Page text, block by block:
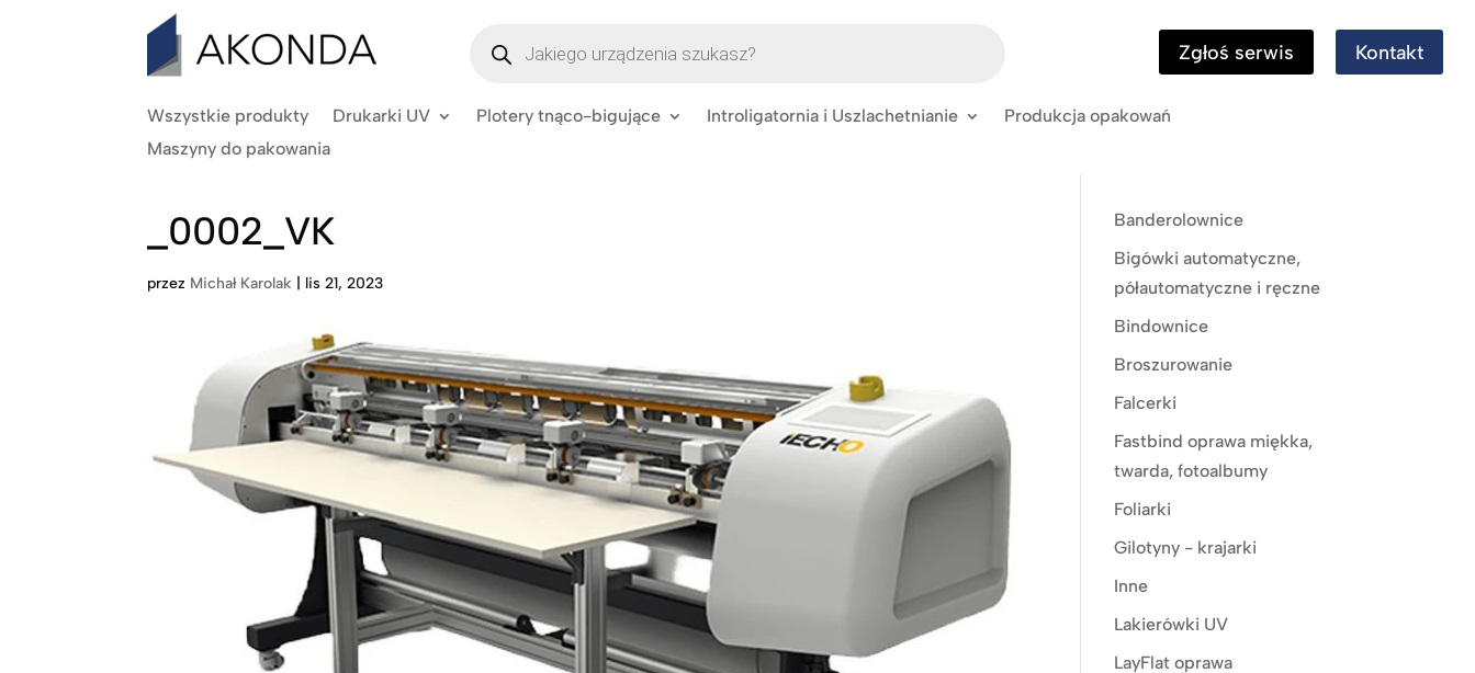
produktów
Zgłoś serwis Kontakt
Wszystkie produkty Drukarki UV Plotery tnąco-bigujące Introligatornia i Uszlachetnianie
Produkcja opakowań
Maszyny do pakowania
_0002_VK
przez Michał Karolak lis 21, 2023
Banderolownice
Bigówki automatyczne,
półautomatyczne i ręczne
Bindownice
Broszurowanie
Falcerki
Fastbind oprawa miękka,
twarda, fotoalbumy
Foliarki
Gilotyny - krajarki
Inne
Lakierówki UV
LayFlat oprawa